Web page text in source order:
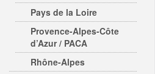
Pays de la Loire
Provence-Alpes-Côte
d’Azur / PACA
Rhône-Alpes